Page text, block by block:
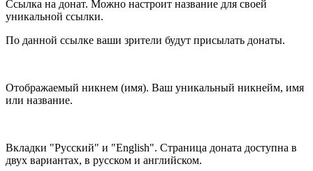
Ссылка на донат. Можно настроит название для своей
уникальной ссылки.
По данной ссылке ваши зрители будут присылать донаты.
Отображаемый никнем (имя). Ваш уникальный никнейм, имя
или название.
Вкладки "Русский" и "English". Страница доната доступна в
двух вариантах, в русском и английском.